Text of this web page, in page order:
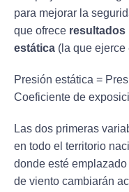
para mejorar la
que ofrece resultados
estática (la que ejerce
Presión estática =
Coeficiente de
Las dos primeras
en todo el territorio
donde esté
de viento cambiarán